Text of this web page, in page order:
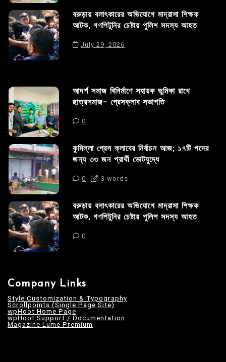
বরুড়ায় বলাৎকারের অভিযোগে মাদ্রাসা শিক্ষক
আটক, গণপিটুনির চেষ্টায় পুলিশ সদস্য আহত
July 29, 2026
আদর্শ সমাজ বিনির্মাণে সহায়ক ভুমিকা রাখে
ছাত্রসমাজ- প্রেসক্লাব সভাপতি
0
কুমিল্লা প্রেস ক্লাবের নির্বাচন আজ; ১৭টি পদের
জন্য ৩৩ জন প্রার্থী ভোটযুদ্ধে
0 3 words
বরুড়ায় বলাৎকারের অভিযোগে মাদ্রাসা শিক্ষক
আটক, গণপিটুনির চেষ্টায় পুলিশ সদস্য আহত
0
Company Links
Style Customization & Typography
Scrollpoints (Single Page Site)
wpHoot Home Page
wpHoot Support / Documentation
Magazine Lume Premium